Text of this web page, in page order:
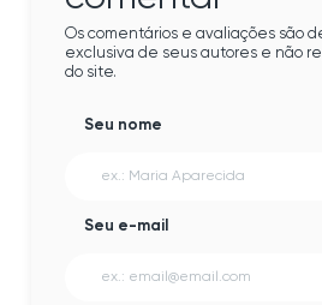
Os comentários e avaliações são
exclusiva de seus autores e não
do site.
Seu nome
Seu e-mail